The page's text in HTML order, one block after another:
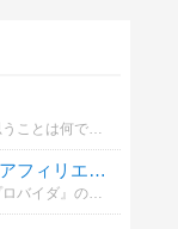
あなたの夢を叶えるために一番大切だと思うことは何ですか？
ポイントサイトや、ASPのセルフアフィリエイトは利用していますか？
ASPとは『アフィリエイト・サービス・プロバイダ』のことです。バリューコマース、A8.net、リンクシェア、アクセストレード等。